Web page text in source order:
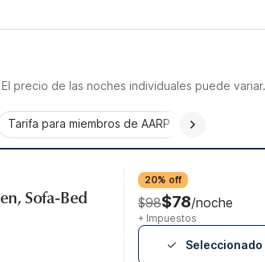
precio de las noches individuales puede variar.
Tarifa para miembros de AARP
Sofa-Bed
20% off
$98$78/noche
+ Impuestos
Seleccionado